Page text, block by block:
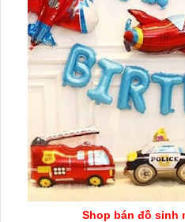
Shop bán đồ sinh